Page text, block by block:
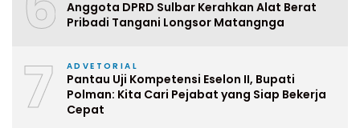
Anggota DPRD Sulbar Kerahkan Alat Berat
Pribadi Tangani Longsor Matangnga
7 ADVETORIAL
Pantau Uji Kompetensi Eselon II, Bupati
Polman: Kita Cari Pejabat yang Siap Bekerja
Cepat